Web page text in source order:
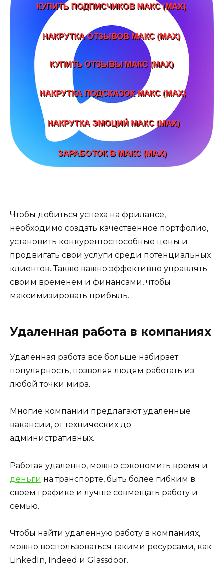
Чтобы добиться успеха на фрилансе,
необходимо создать качественное портфолио,
установить конкурентоспособные цены и
продвигать свои услуги среди потенциальных
клиентов. Также важно эффективно управлять
своим временем и финансами, чтобы
максимизировать прибыль.
Удаленная работа в компаниях
Удаленная работа все больше набирает
популярность, позволяя людям работать из
любой точки мира.
Многие компании предлагают удаленные
вакансии, от технических до
административных.
Работая удаленно, можно сэкономить время и
деньги на транспорте, быть более гибким в
своем графике и лучше совмещать работу и
семью.
Чтобы найти удаленную работу в компаниях,
можно воспользоваться такими ресурсами, как
LinkedIn, Indeed и Glassdoor.